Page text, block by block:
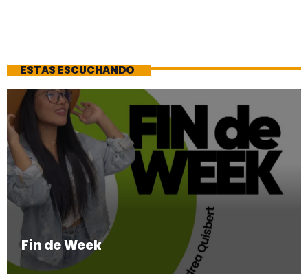
ESTAS ESCUCHANDO
Fin de Week